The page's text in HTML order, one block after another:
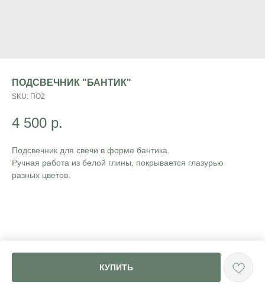
ПОДСВЕЧНИК "БАНТИК"
SKU: ПО2
4 500 р.
КУПИТЬ
Подсвечник для свечи в форме бантика.
Ручная работа из белой глины, покрывается глазурью
разных цветов.